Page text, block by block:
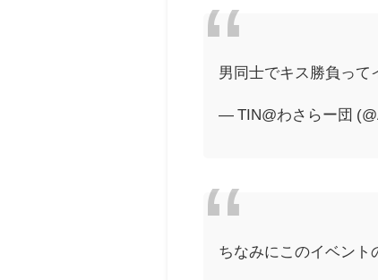
男同士でキス勝負って
— TIN@わさらー団
ちなみにこのイベント